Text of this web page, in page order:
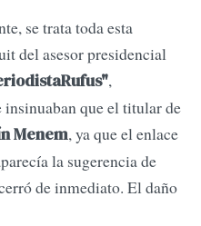
se trata toda esta
del asesor presidencial
,
insinuaban que el titular de
Menem, ya que el enlace
la sugerencia de
de inmediato. El daño